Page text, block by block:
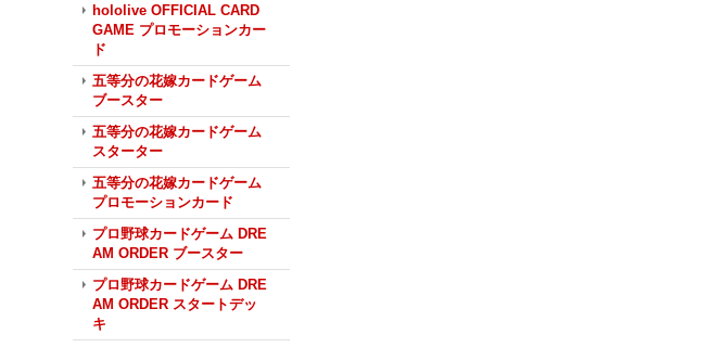
hololive OFFICIAL CARD
GAME プロモーションカー
ド
五等分の花嫁カードゲーム
ブースター
五等分の花嫁カードゲーム
スターター
五等分の花嫁カードゲーム
プロモーションカード
プロ野球カードゲーム DRE
AM ORDER ブースター
プロ野球カードゲーム DRE
AM ORDER スタートデッ
キ